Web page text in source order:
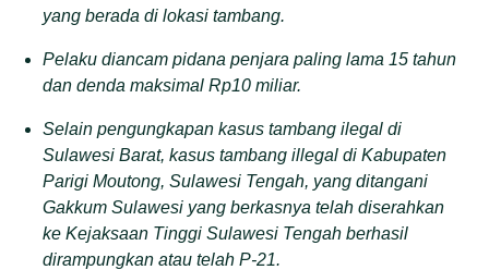
yang berada di lokasitambang.
Pelaku diancampidana penjara paling lama 15 tahun
dan denda maksimalRp10 miliar.
Selain pengungkapan kasus tambang ilegal di
Sulawesi Barat,kasus tambang illegal di Kabupaten
Parigi Moutong, Sulawesi Tengah, yang ditangani
Gakkum Sulawesi yang berkasnya telah diserahkan
keKejaksaan Tinggi Sulawesi Tengahberhasil
dirampungkan atau telah P-21.